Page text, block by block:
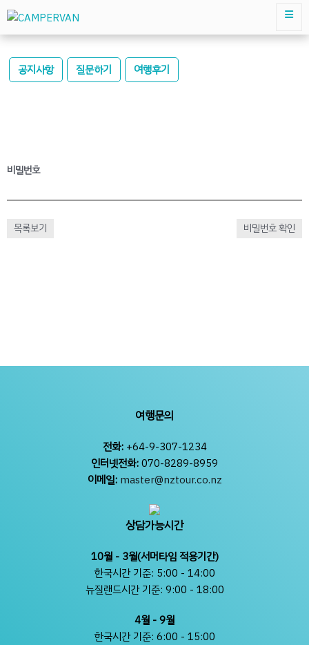
공지사항 질문하기 여행후기
비밀번호
목록보기 비밀번호 확인
여행문의
전화:+64-9-307-1234
인터넷전화:070-8289-8959
이메일: master@nztour.co.nz
상담가능시간
10월 - 3월(서머타임 적용기간)
한국시간 기준: 5:00 - 14:00
뉴질랜드시간 기준: 9:00 - 18:00
4월 - 9월
한국시간 기준: 6:00 - 15:00